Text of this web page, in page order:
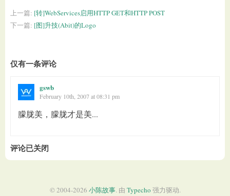
上一篇: [转]WebServices启用HTTP GET和HTTP POST
下一篇: [图]升技(Abit)的Logo
仅有一条评论
gswb
February 10th, 2007 at 08:31 pm
朦胧美，朦胧才是美...
评论已关闭
© 2004-2026 小陈故事. 由 Typecho 强力驱动.